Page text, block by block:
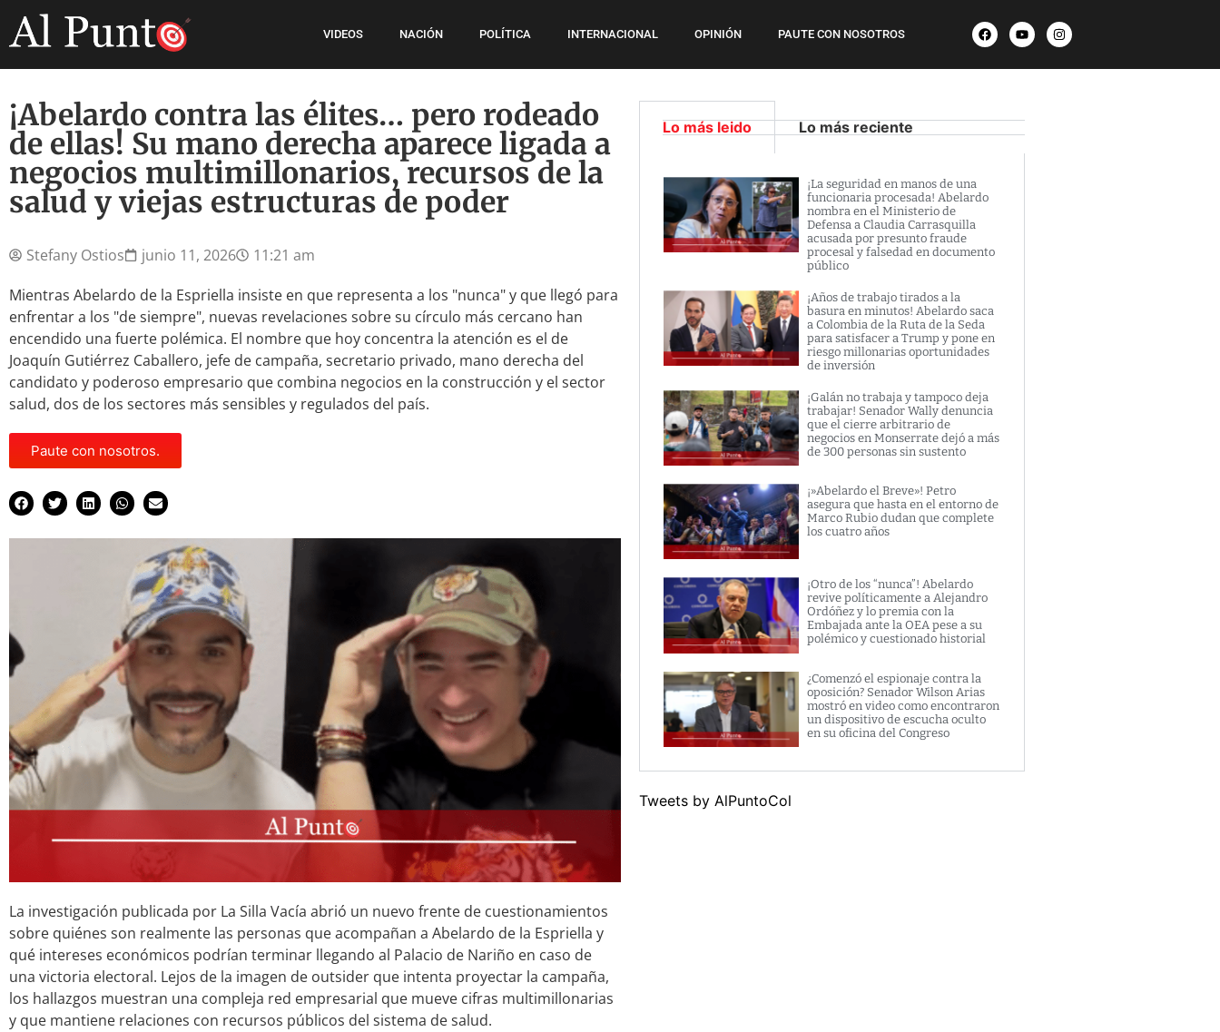
VIDEOS NACIÓN POLÍTICA INTERNACIONAL OPINIÓN PAUTE CON NOSOTROS
¡Abelardo contra las élites… pero rodeado
de ellas! Su mano derecha aparece ligada a
negocios multimillonarios, recursos de la
salud y viejas estructuras de poder
Stefany Ostios junio 11, 2026
11:21 am
Mientras Abelardo de la Espriella insiste en que representa a los "nunca" y que llegó para
enfrentar a los "de siempre", nuevas revelaciones sobre su círculo más cercano han
encendido una fuerte polémica. El nombre que hoy concentra la atención es el de
Joaquín Gutiérrez Caballero, jefe de campaña, secretario privado, mano derecha del
candidato y poderoso empresario que combina negocios en la construcción y el sector
salud, dos de los sectores más sensibles y regulados del país.
Paute con nosotros.
La investigación publicada por La Silla Vacía abrió un nuevo frente de cuestionamientos
sobre quiénes son realmente las personas que acompañan a Abelardo de la Espriella y
qué intereses económicos podrían terminar llegando al Palacio de Nariño en caso de
una victoria electoral. Lejos de la imagen de outsider que intenta proyectar la campaña,
los hallazgos muestran una compleja red empresarial que mueve cifras multimillonarias
y que mantiene relaciones con recursos públicos del sistema de salud.
Lo más leido Lo más reciente
¡La seguridad en manos de una
funcionaria procesada! Abelardo
nombra en el Ministerio de
Defensa a Claudia Carrasquilla
acusada por presunto fraude
procesal y falsedad en documento
público
¡Años de trabajo tirados a la
basura en minutos! Abelardo saca
a Colombia de la Ruta de la Seda
para satisfacer a Trump y pone en
riesgo millonarias oportunidades
de inversión
¡Galán no trabaja y tampoco deja
trabajar! Senador Wally denuncia
que el cierre arbitrario de
negocios en Monserrate dejó a más
de 300 personas sin sustento
¡»Abelardo el Breve»! Petro
asegura que hasta en el entorno de
Marco Rubio dudan que complete
los cuatro años
¡Otro de los “nunca”! Abelardo
revive políticamente a Alejandro
Ordóñez y lo premia con la
Embajada ante la OEA pese a su
polémico y cuestionado historial
¿Comenzó el espionaje contra la
oposición? Senador Wilson Arias
mostró en video como encontraron
un dispositivo de escucha oculto
en su oficina del Congreso
Tweets by AlPuntoCol